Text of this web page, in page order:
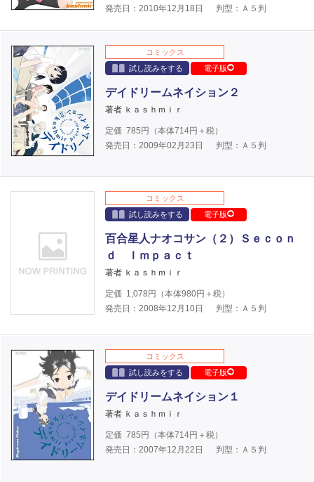
発売日：2010年12月18日
判型：Ａ５判
コミックス
試し読みをする
電子版
デイドリームネイション２
著者 ｋａｓｈｍｉｒ
定価 785 円（本体714円＋税）
発売日：2009年02月23日
判型：Ａ５判
コミックス
試し読みをする
電子版
百合星人ナオコサン（２）Ｓｅｃｏｎ
ｄ Ｉｍｐａｃｔ
著者 ｋａｓｈｍｉｒ
定価 1,078 円（本体980円＋税）
発売日：2008年12月10日
判型：Ａ５判
コミックス
試し読みをする
電子版
デイドリームネイション１
著者 ｋａｓｈｍｉｒ
定価 785 円（本体714円＋税）
発売日：2007年12月22日
判型：Ａ５判